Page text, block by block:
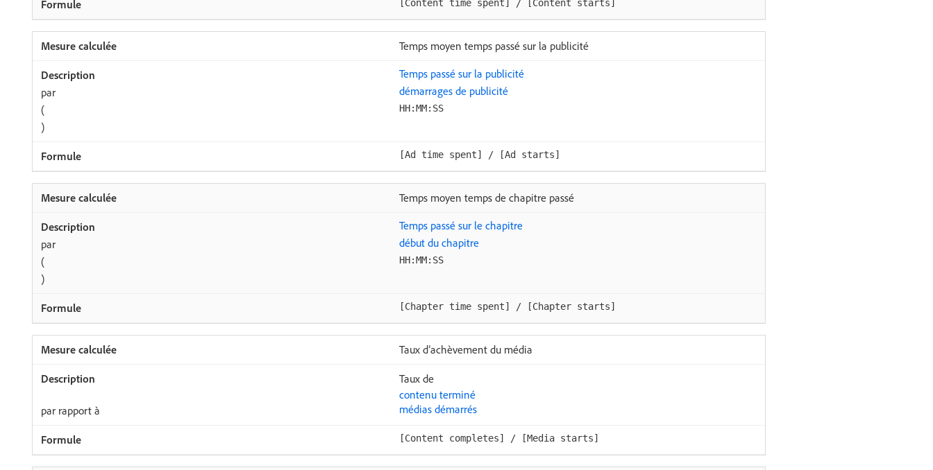
[Content time spent] / [Content starts]
Temps moyen temps passé sur la publicité
Temps passé sur la publicité
par
démarrages de publicité
(
HH:MM:SS
)
[Ad time spent] / [Ad starts]
Temps moyen temps de chapitre passé
Temps passé sur le chapitre
par
début du chapitre
(
HH:MM:SS
)
[Chapter time spent] / [Chapter starts]
Taux d’achèvement du média
Taux de
contenu terminé
par rapport à
médias démarrés
[Content completes] / [Media starts]